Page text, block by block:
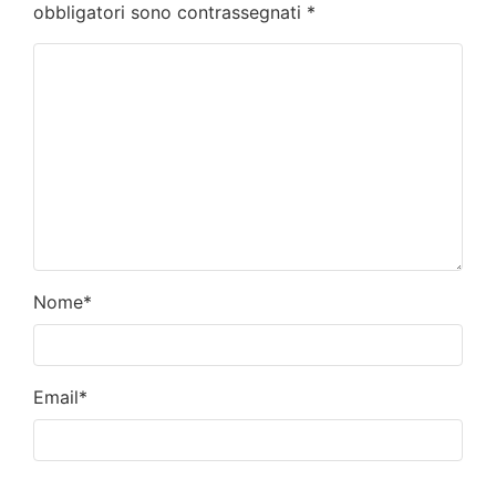
obbligatori sono contrassegnati *
Nome*
Email*